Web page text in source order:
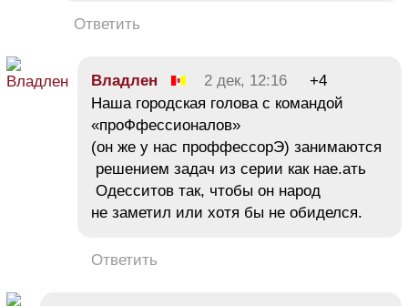
Ответить
Владлен 2 дек, 12:16
+4
Наша городская голова с командой
«проФфессионалов»
(он же у нас проффессорЭ) занимаются
решением задач из серии как нае.ать
Одесситов так, чтобы он народ
не заметил или хотя бы не обиделся.
Ответить